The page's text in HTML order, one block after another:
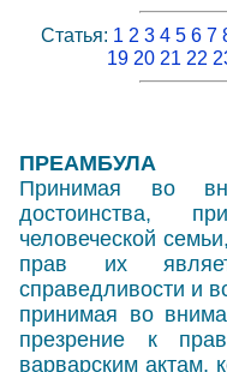
Статья: 1 2 3 4 5 6 7
19 20 21 22
ПРЕАМБУЛА
Принимая во
достоинства,
человеческой
прав их
справедливости и
принимая во
презрение к
варварским актам,